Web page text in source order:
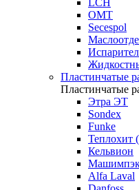
LCH
OMT
Secespol
Пластинчатые
Пластинчатые
Этра ЭТ
Sondex
Funke
Теплохит
Кельвион
Alfa Laval